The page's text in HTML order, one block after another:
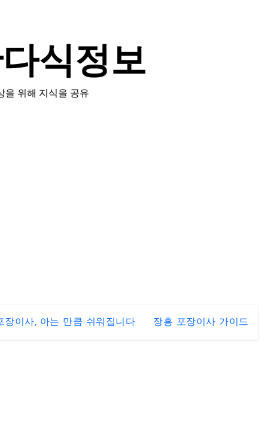
식정보
을 위해 지식을 공유
장이사, 아는 만큼 쉬워집니다 장흥 포장이사 가이드